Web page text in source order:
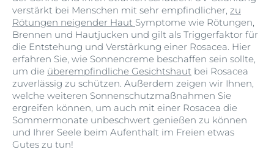
verstärkt bei Menschen mit sehr empfindlicher, zu
Rötungen neigender Haut Symptome wie Rötungen,
Brennen und Hautjucken und gilt als Triggerfaktor für
die Entstehung und Verstärkung einer Rosacea. Hier
erfahren Sie, wie Sonnencreme beschaffen sein sollte,
um die überempfindliche Gesichtshaut bei Rosacea
zuverlässig zu schützen. Außerdem zeigen wir Ihnen,
welche weiteren Sonnenschutzmaßnahmen Sie
ergreifen können, um auch mit einer Rosacea die
Sommermonate unbeschwert genießen zu können
und Ihrer Seele beim Aufenthalt im Freien etwas
Gutes zu tun!